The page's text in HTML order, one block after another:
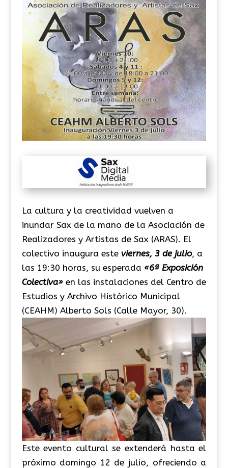
La cultura y la creatividad vuelven a
inundar Sax de la mano de la Asociación de
Realizadores y Artistas de Sax (ARAS). El
colectivo inaugura este viernes, 3 de julio, a
las 19:30 horas, su esperada «6ª Exposición
Colectiva» en las instalaciones del Centro de
Estudios y Archivo Histórico Municipal
(CEAHM) Alberto Sols (Calle Mayor, 30).
Este evento cultural se extenderá hasta el
próximo domingo 12 de julio, ofreciendo a